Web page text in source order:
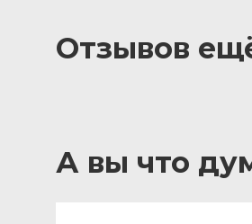
Отзывов
А вы что